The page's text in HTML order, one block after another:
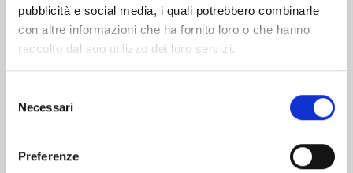
pubblicità e social media, i quali potrebbero combinarle
con altre informazioni che ha fornito loro o che hanno
raccolto dal suo utilizzo dei loro servizi.
delNecessari
Preferenze